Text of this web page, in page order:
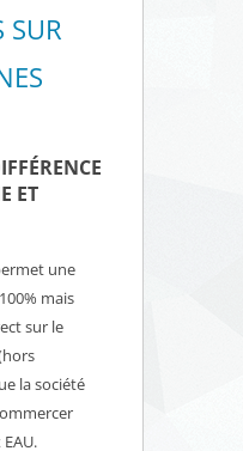
SUR
ET
une
mais
sur le
la société